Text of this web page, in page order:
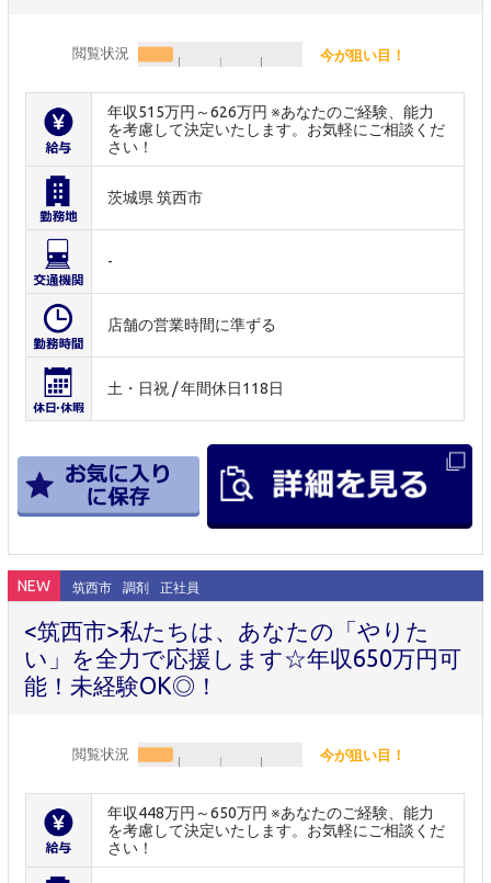
閲覧状況 今が狙い目！
年収515万円～626万円 ※あなたのご経験、能力
を考慮して決定いたします。お気軽にご相談くだ
さい！
茨城県 筑西市
-
店舗の営業時間に準ずる
土・日祝 / 年間休日118日
NEW 筑西市 調剤 正社員
<筑西市>私たちは、あなたの「やりた
い」を全力で応援します☆年収650万円可
能！未経験OK◎！
閲覧状況 今が狙い目！
年収448万円～650万円 ※あなたのご経験、能力
を考慮して決定いたします。お気軽にご相談くだ
さい！